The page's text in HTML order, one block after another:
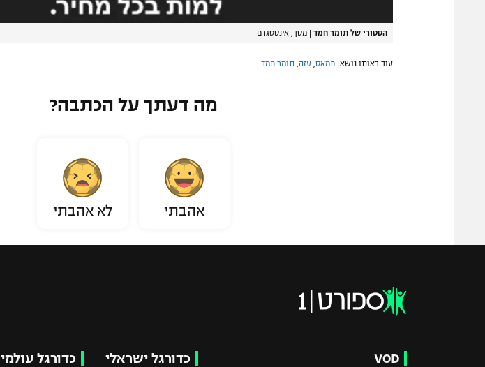
הסטורי של תומר חמד מסך, אינסטגרם
עוד באותו נושא: חמאס עזה תומר חמד
מה דעתך על הכתבה?
אהבתי לא אהבתי
VOD
כדורגל ישראלי כדורגל עולמי